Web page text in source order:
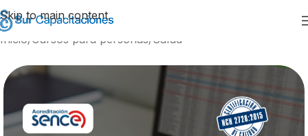
Skip to main content
Inicio/ Cursos para personas/ Salud